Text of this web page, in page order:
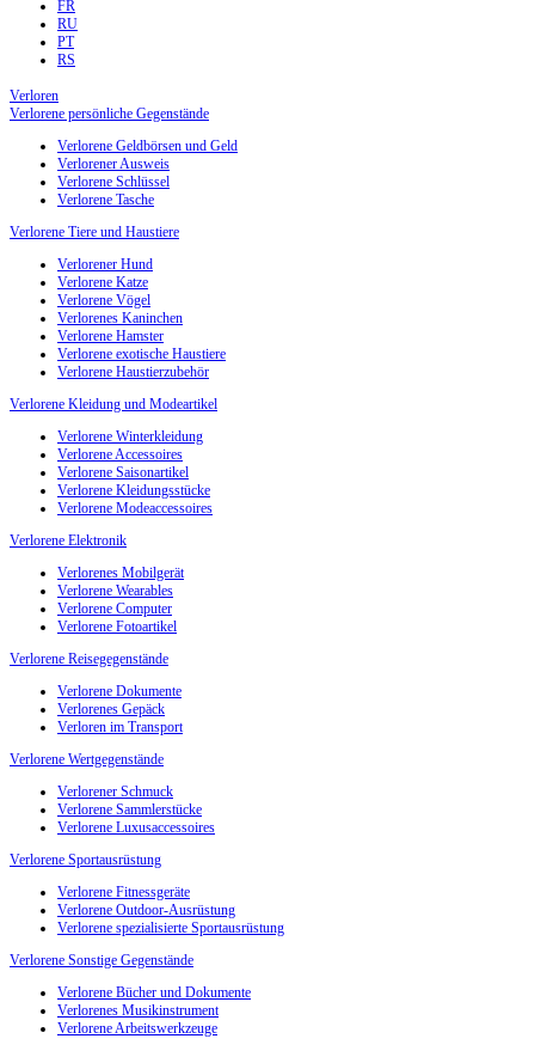
FR
RU
PT
RS
Verloren
Verlorene persönliche Gegenstände
Verlorene Geldbörsen und Geld
Verlorener Ausweis
Verlorene Schlüssel
Verlorene Tasche
Verlorene Tiere und Haustiere
Verlorener Hund
Verlorene Katze
Verlorene Vögel
Verlorenes Kaninchen
Verlorene Hamster
Verlorene exotische Haustiere
Verlorene Haustierzubehör
Verlorene Kleidung und Modeartikel
Verlorene Winterkleidung
Verlorene Accessoires
Verlorene Saisonartikel
Verlorene Kleidungsstücke
Verlorene Modeaccessoires
Verlorene Elektronik
Verlorenes Mobilgerät
Verlorene Wearables
Verlorene Computer
Verlorene Fotoartikel
Verlorene Reisegegenstände
Verlorene Dokumente
Verlorenes Gepäck
Verloren im Transport
Verlorene Wertgegenstände
Verlorener Schmuck
Verlorene Sammlerstücke
Verlorene Luxusaccessoires
Verlorene Sportausrüstung
Verlorene Fitnessgeräte
Verlorene Outdoor-Ausrüstung
Verlorene spezialisierte Sportausrüstung
Verlorene Sonstige Gegenstände
Verlorene Bücher und Dokumente
Verlorenes Musikinstrument
Verlorene Arbeitswerkzeuge